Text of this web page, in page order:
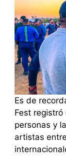
Es de
Fest
personas y
artistas